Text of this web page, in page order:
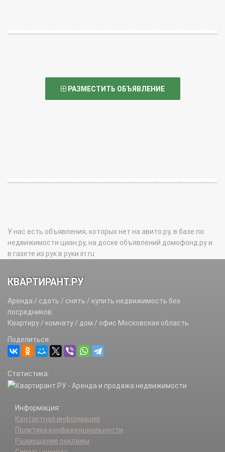
РАЗМЕСТИТЬ ОБЪЯВЛЕНИЕ
У нас есть объявления, которых нет на авито.ру, в базе по
недвижимости циан.ру, на доске объявлений домофонд.ру и
в газете из рук в руки irr.ru
КВАРТИРАНТ.РУ
Аренда / сдать / снять / купить недвижимость без
посредников.
Квартиру / комнату / дом / офис Московская область
Поделиться:
Статистика:
Информация:
Контактная информация
Политика конфиденциальности
Размещение рекламы